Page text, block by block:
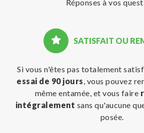
Réponses à vos
SATISFAIT OU
Si vous n'êtes pas totalement
essai de 90 jours, vous pouvez
même entamée, et vous faire
intégralement sans qu'aucune
posée.